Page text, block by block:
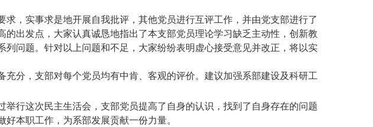
，实事求是地开展自我批评，其他党员进行互评工作，并由党支部进行了
出发点，大家认真诚恳地指出了本支部党员理论学习缺乏主动性，创新教
问题。针对以上问题和不足，大家纷纷表明虚心接受意见并改正，将以实
分，支部对每个党员均有中肯、客观的评价。建议加强系部建设及科研工
行这次民主生活会，支部党员提高了自身的认识，找到了自身存在的问题
本职工作，为系部发展贡献一份力量。